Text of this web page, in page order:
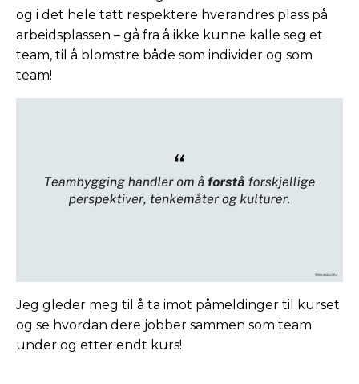
og i det hele tatt respektere hverandres plass på
arbeidsplassen – gå fra å ikke kunne kalle seg et
team, til å blomstre både som individer og som
team!
Jeg gleder meg til å ta imot påmeldinger til kurset
og se hvordan dere jobber sammen som team
under og etter endt kurs!